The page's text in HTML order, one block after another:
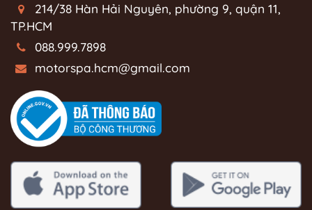
214/38 Hàn Hải Nguyên, phường 9, quận 11,
TP.HCM
088.999.7898
motorspa.hcm@gmail.com